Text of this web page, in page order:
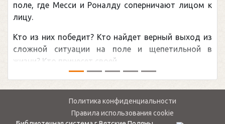
поле, где Месси и Роналду соперничают лицом к
лицу.
Кто из них победит? Кто найдет верный выход из
сложной ситуации на поле и щепетильной в
жизни? Кто принесет своей ...
Политика конфиденциальности
Правила использования cookie